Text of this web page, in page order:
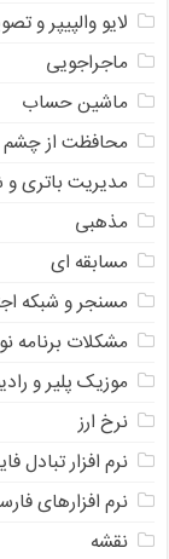
لایو والپیپر و
ماجراجویی
ماشین حساب
محافظت از
مدیریت باتری
مذهبی
مسابقه ای
مسنجر و شبکه
مشکلات برنامه
موزیک پلیر و
نرخ ارز
ﻧﺮﻡ ﺍﻓﺰﺍﺭ ﺗﺒﺎﺩﻝ
نرم افزارهای
نقشه